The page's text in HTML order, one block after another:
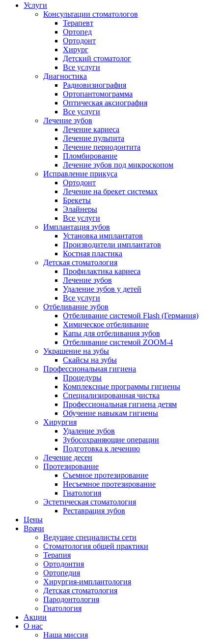
Услуги
Консультации стоматологов
Терапевт
Ортопед
Ортодонт
Хирург
Детский стоматолог
Все услуги
Диагностика
Радиовизиография
Ортопантомограмма
Оптическая аксиография
Все услуги
Лечение зубов
Лечение кариеса
Лечение пульпита
Лечение периодонтита
Пломбирование
Лечение зубов под микроскопом
Исправление прикуса
Ортодонт
Лечение на брекет системах
Брекеты
Элайнеры
Все услуги
Имплантация зубов
Установка имплантатов
Производители имплантатов
Костная пластика
Детская стоматология
Профилактика кариеса
Лечение зубов
Удаление зубов у детей
Все услуги
Отбеливание зубов
Отбеливание системой Flash (Германия)
Химическое отбеливание
Капы для отбеливания зубов
Отбеливание системой ZOOM-4
Украшение на зубы
Скайсы на зубы
Профессиональная гигиена
Процедуры
Комплексные программы гигиены
Специализированная чистка
Профессиональная гигиена детям
Обучение навыкам гигиены
Хирургия
Удаление зубов
Зубосохраняющие операции
Подготовка к лечению
Лечение десен
Протезирование
Съемное протезирование
Несъемное протезирование
Гнатология
Эстетическая стоматология
Реставрация зубов
Цены
Врачи
Ведущие специалисты сети
Стоматология общей практики
Терапия
Ортодонтия
Ортопедия
Хирургия-имплантология
Детская стоматология
Пародонтология
Гнатология
Акции
О нас
Наша миссия